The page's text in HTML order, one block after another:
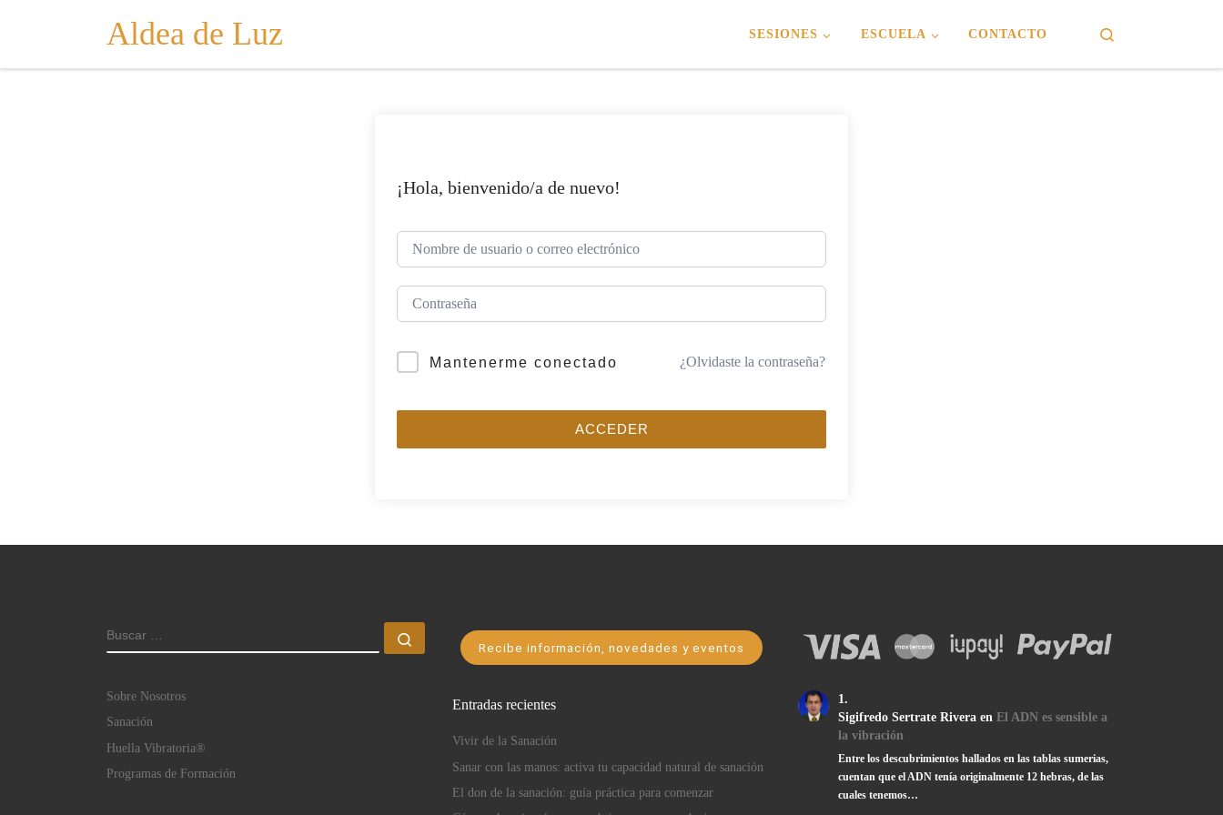
Saltar al contenidoAldea de Luz SESIONES ESCUELA CONTACTO
¡Hola, bienvenido/a de nuevo!
Mantenerme conectado ¿Olvidaste la contraseña?
ACCEDER
BUSCAR Buscar …
Sobre Nosotros
Sanación
Huella Vibratoria®
Programas de Formación
Recibe información, novedades y eventos
Entradas recientes
Vivir de la Sanación
Sanar con las manos: activa tu capacidad natural de sanación
El don de la sanación: guía práctica para comenzar
Sigifredo Sertrate Riveraen El ADN es sensible a
la vibración
Entre los descubrimientos hallados en las tablas sumerias,
cuentan que el ADN tenía originalmente 12 hebras, de las
cuales tenemos…